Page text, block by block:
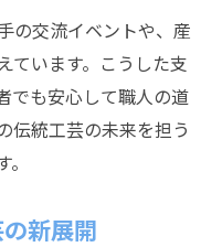
の交流イベントや、産
ています。こうした支
でも安心して職人の道
伝統工芸の未来を担う
新展開